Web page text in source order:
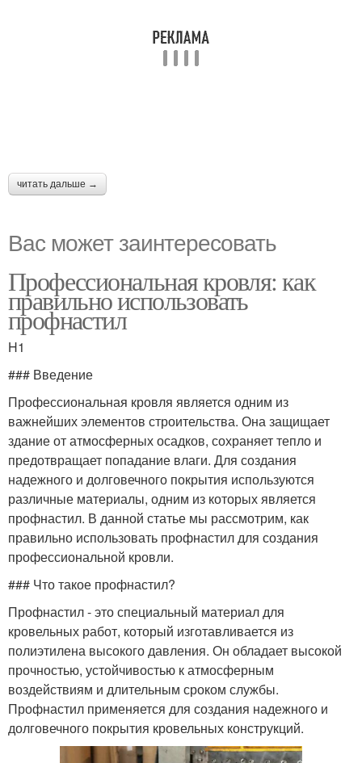
читать дальше →
Вас может заинтересовать
Профессиональная кровля: как
правильно использовать
профнастил
H1
### Введение
Профессиональная кровля является одним из
важнейших элементов строительства. Она защищает
здание от атмосферных осадков, сохраняет тепло и
предотвращает попадание влаги. Для создания
надежного и долговечного покрытия используются
различные материалы, одним из которых является
профнастил. В данной статье мы рассмотрим, как
правильно использовать профнастил для создания
профессиональной кровли.
### Что такое профнастил?
Профнастил - это специальный материал для
кровельных работ, который изготавливается из
полиэтилена высокого давления. Он обладает высокой
прочностью, устойчивостью к атмосферным
воздействиям и длительным сроком службы.
Профнастил применяется для создания надежного и
долговечного покрытия кровельных конструкций.